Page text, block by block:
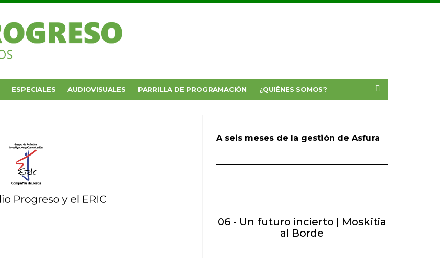
ESPECIALES AUDIOVISUALES PARRILLA DE PROGRAMACIÓN ¿QUIÉNES SOMOS?
A seis meses de la gestión de Asfura
06 - Un futuro incierto | Moskitia
al Borde